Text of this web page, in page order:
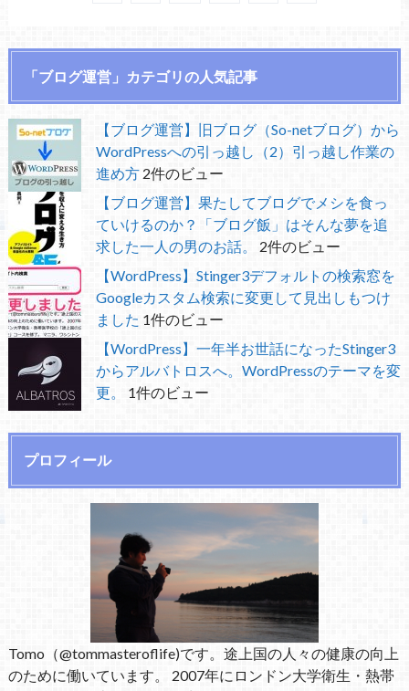
「ブログ運営」カテゴリの人気記事
【ブログ運営】旧ブログ（So-netブログ）から
WordPressへの引っ越し（2）引っ越し作業の
進め方 2件のビュー
【ブログ運営】果たしてブログでメシを食っ
ていけるのか？「ブログ飯」はそんな夢を追
求した一人の男のお話。
2件のビュー
【WordPress】Stinger3デフォルトの検索窓を
Googleカスタム検索に変更して見出しもつけ
ました 1件のビュー
【WordPress】一年半お世話になったStinger3
からアルバトロスへ。WordPressのテーマを変
更。
1件のビュー
プロフィール
Tomo（@tommasteroflife)です。途上国の人々の健康の向上
のために働いています。 2007年にロンドン大学衛生・熱帯